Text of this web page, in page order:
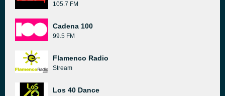
105.7 FM
Cadena 100
99.5 FM
Flamenco Radio
Stream
Los 40 Dance